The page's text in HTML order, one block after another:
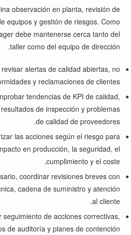
observación en planta, revisión de
equipos y gestión de riesgos. Como
debe mantenerse cerca tanto del
taller como del equipo de dirección.
alertas de calidad abiertas, no
y reclamaciones de clientes.
tendencias de KPI de calidad,
de inspección y problemas
de calidad de proveedores.
las acciones según el riesgo para
en producción, la seguridad, el
cumplimiento y el coste.
coordinar revisiones breves con
cadena de suministro y atención
al cliente.
seguimiento de acciones correctivas,
de auditoría y planes de contención.